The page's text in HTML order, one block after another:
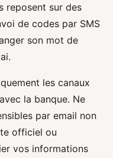
reposent sur des
de codes par SMS
son mot de
les canaux
la banque. Ne
par email non
officiel ou
vos informations